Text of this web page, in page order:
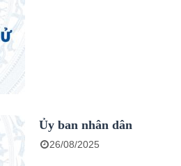
Ủy ban nhân dân
26/08/2025